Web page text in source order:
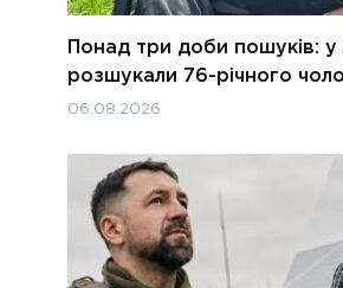
Понад три доби пошуків: у
розшукали 76-річного
06.08.2026